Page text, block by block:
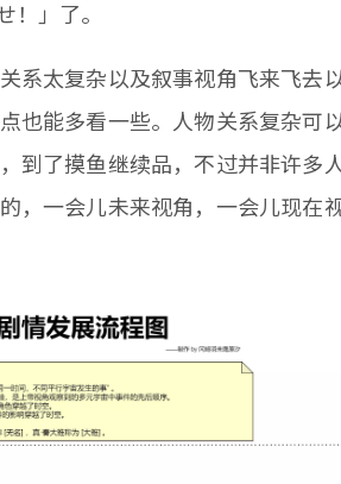
」了。
系太复杂以及叙事视角飞来飞去
也能多看一些。人物关系复杂可
到了摸鱼继续品，不过并非许多
，一会儿未来视角，一会儿现在